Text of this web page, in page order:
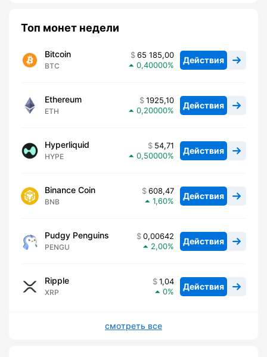
Топ монет недели
Bitcoin
BTC
65 185,00
0,40000
Действия
Ethereum
ETH
1925,10
0,20000
Действия
Hyperliquid
HYPE
54,71
0,50000
Действия
Binance Coin
BNB
608,47
1,60
Действия
Pudgy Penguins
PENGU
0,00642
2,00
Действия
Ripple
XRP
1,04
0
Действия
смотреть все